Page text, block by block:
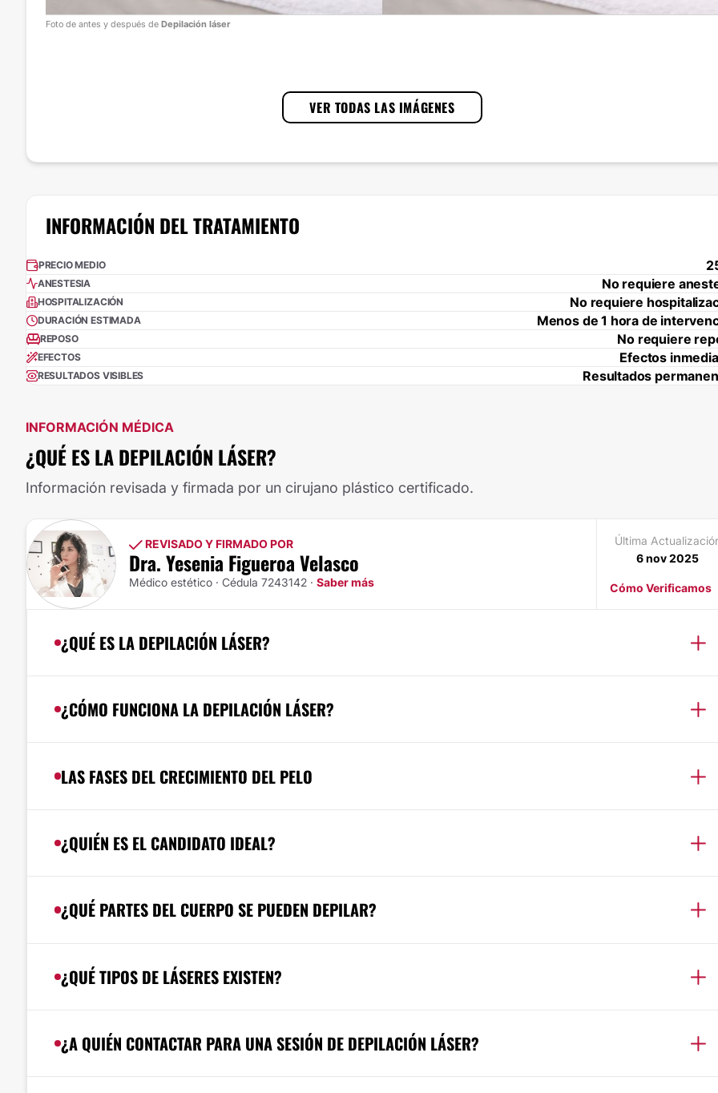
Foto de antes y después de Depilación láser
VER TODAS LAS IMÁGENES
INFORMACIÓN DEL TRATAMIENTO
PRECIO MEDIO
ANESTESIA No requiere
HOSPITALIZACIÓN No requiere
DURACIÓN ESTIMADA Menos de 1 hora de
REPOSO No requiere
EFECTOS Efectos
RESULTADOS VISIBLES Resultados
INFORMACIÓN MÉDICA
¿QUÉ ES LA DEPILACIÓN LÁSER?
Información revisada y firmada por un cirujano plástico certificado.
REVISADO Y FIRMADO POR
Dra. Yesenia Figueroa Velasco
Médico estético · Cédula 7243142 · Saber más
Última
6 nov 2025
Cómo Verificamos
¿QUÉ ES LA DEPILACIÓN LÁSER?
¿CÓMO FUNCIONA LA DEPILACIÓN LÁSER?
LAS FASES DEL CRECIMIENTO DEL PELO
¿QUIÉN ES EL CANDIDATO IDEAL?
¿QUÉ PARTES DEL CUERPO SE PUEDEN DEPILAR?
¿QUÉ TIPOS DE LÁSERES EXISTEN?
¿A QUIÉN CONTACTAR PARA UNA SESIÓN DE DEPILACIÓN LÁSER?